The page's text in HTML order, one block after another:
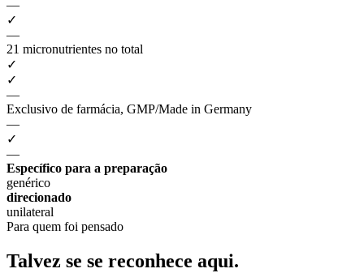
—
✓
—
21 micronutrientes no total
✓
✓
—
Exclusivo de farmácia, GMP/Made in Germany
—
✓
—
Específico para a preparação
genérico
direcionado
unilateral
Para quem foi pensado
Talvez se se reconhece aqui.